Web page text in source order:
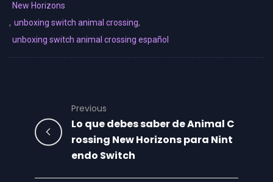
New Horizons
, unboxing switch animal crossing,
unboxing switch animal crossing español
Previous
Lo que debes saber de Animal C
rossing New Horizons para Nint
endo Switch